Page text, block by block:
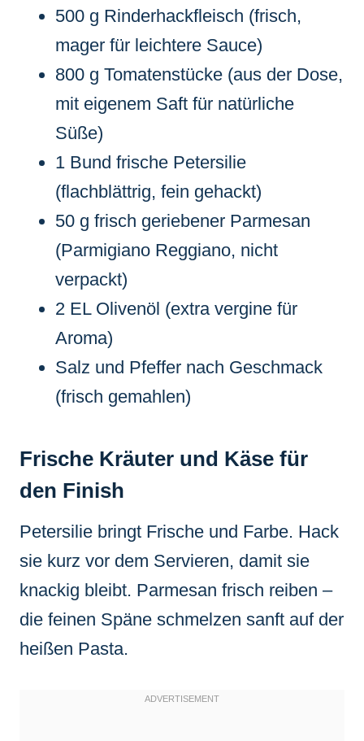
500 g Rinderhackfleisch (frisch,
mager für leichtere Sauce)
800 g Tomatenstücke (aus der Dose,
mit eigenem Saft für natürliche
Süße)
1 Bund frische Petersilie
(flachblättrig, fein gehackt)
50 g frisch geriebener Parmesan
(Parmigiano Reggiano, nicht
verpackt)
2 EL Olivenöl (extra vergine für
Aroma)
Salz und Pfeffer nach Geschmack
(frisch gemahlen)
Frische Kräuter und Käse für
den Finish
Petersilie bringt Frische und Farbe. Hack
sie kurz vor dem Servieren, damit sie
knackig bleibt. Parmesan frisch reiben –
die feinen Späne schmelzen sanft auf der
heißen Pasta.